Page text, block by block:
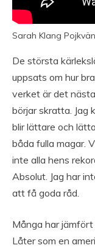
Sarah Klang Pojkvän
De största
uppsats om hur
verket är det
börjar skratta. Jag
blir lättare och
båda fulla magar.
inte alla hens
Absolut. Jag har
att få goda råd.
Många har jämfört
Låter som en